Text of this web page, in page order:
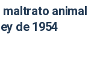
animal
de 1954